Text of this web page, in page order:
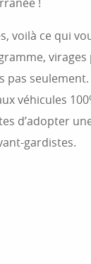
voilà ce qui
seulement.
véhicules
d’adopter
gardistes.